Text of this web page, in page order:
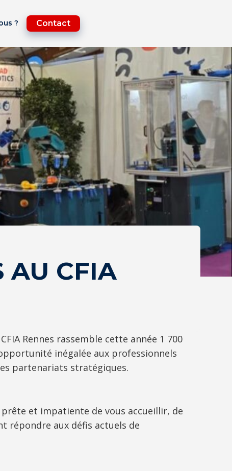
? Contact
AU CFIA
Rennes rassemble cette année 1 700
inégalée aux professionnels
partenariats stratégiques.
prête et impatiente de vous accueillir, de
répondre aux défis actuels de